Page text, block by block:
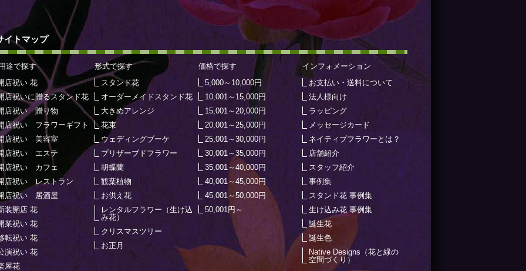
イトマップ
途で探す
店祝い 花
店祝いに贈るスタンド花
店祝い 贈り物
店祝い フラワーギフト
店祝い 美容室
店祝い エステ
店祝い カフェ
店祝い レストラン
店祝い 居酒屋
装開店 花
業祝い 花
転祝い 花
演祝い 花
屋花
形式で探す
スタンド花
オーダーメイドスタンド花
大きめアレンジ
花束
ウェディングブーケ
プリザーブドフラワー
胡蝶蘭
観葉植物
お供え花
レンタルフラワー（生け込
み花）
クリスマスツリー
お正月
価格で探す
5,000～10,000円
10,001～15,000円
15,001～20,000円
20,001～25,000円
25,001～30,000円
30,001～35,000円
35,001～40,000円
40,001～45,000円
45,001～50,000円
50,001円～
インフォメーション
お支払い・送料について
法人様向け
ラッピング
メッセージカード
ネイティブフラワーとは？
店舗紹介
スタッフ紹介
事例集
スタンド花 事例集
生け込み花 事例集
誕生花
誕生色
Native Designs（花と緑の
空間づくり）